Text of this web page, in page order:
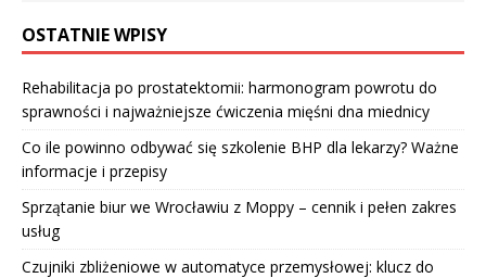
OSTATNIE WPISY
Rehabilitacja po prostatektomii: harmonogram powrotu do
sprawności i najważniejsze ćwiczenia mięśni dna miednicy
Co ile powinno odbywać się szkolenie BHP dla lekarzy? Ważne
informacje i przepisy
Sprzątanie biur we Wrocławiu z Moppy – cennik i pełen zakres
usług
Czujniki zbliżeniowe w automatyce przemysłowej: klucz do